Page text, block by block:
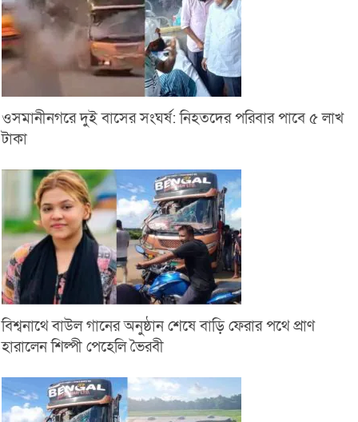
ওসমানীনগরে দুই বাসের সংঘর্ষ: নিহতদের পরিবার পাবে ৫ লাখ
টাকা
বিশ্বনাথে বাউল গানের অনুষ্ঠান শেষে বাড়ি ফেরার পথে প্রাণ
হারালেন শিল্পী পেহেলি ভৈরবী